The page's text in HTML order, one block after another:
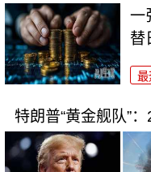
一
替
最
特朗普“黄金舰队”